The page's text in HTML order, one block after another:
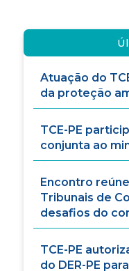
Atuação do
da proteção
TCE-PE
conjunta ao
Encontro
Tribunais de
desafios do
TCE-PE
do DER-PE